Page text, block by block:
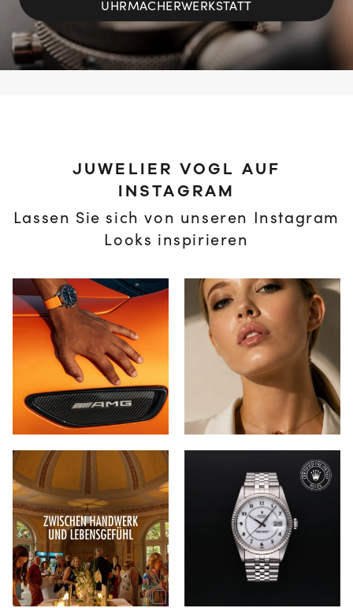
UHRMACHERWERKSTATT
JUWELIER VOGL AUF
INSTAGRAM
Lassen Sie sich von unseren Instagram
Looks inspirieren